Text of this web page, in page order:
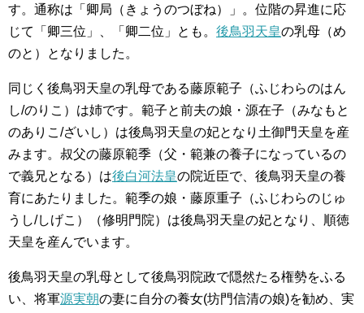
す。通称は「卿局（きょうのつぼね）」。位階の昇進に応
じて「卿三位」、「卿二位」とも。 後鳥羽天皇の乳母（め
のと）となりました。
同じく後鳥羽天皇の乳母である藤原範子（ふじわらのはん
し/のりこ）は姉です。範子と前夫の娘・源在子（みなもと
のありこ/ざいし）は後鳥羽天皇の妃となり土御門天皇を産
みます。叔父の藤原範季（父・範兼の養子になっているの
で義兄となる）は後白河法皇の院近臣で、後鳥羽天皇の養
育にあたりました。範季の娘・藤原重子（ふじわらのじゅ
うし/しげこ）（修明門院）は後鳥羽天皇の妃となり、順徳
天皇を産んでいます。
後鳥羽天皇の乳母として後鳥羽院政で隠然たる権勢をふる
い、将軍源実朝の妻に自分の養女(坊門信清の娘)を勧め、実